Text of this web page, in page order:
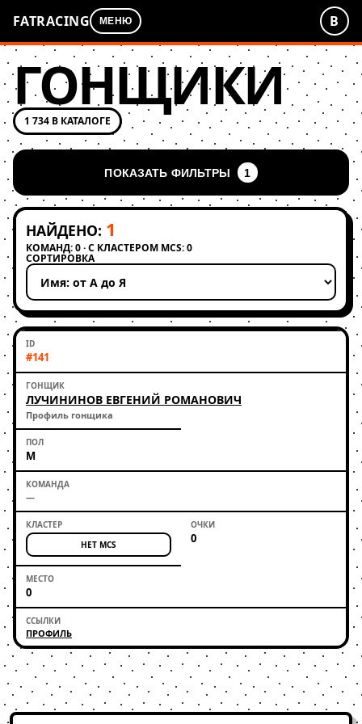
FATRACING МЕНЮ В
ГОНЩИКИ
1 734 В КАТАЛОГЕ
ПОКАЗАТЬ ФИЛЬТРЫ 1
НАЙДЕНО: 1
КОМАНД: 0 · С КЛАСТЕРОМ MCS: 0
СОРТИРОВКА
Применить сортировку
#141
ЛУЧИНИНОВ ЕВГЕНИЙ РОМАНОВИЧ
Профиль гонщика
М
—
НЕТ MCS 0
0
ПРОФИЛЬ